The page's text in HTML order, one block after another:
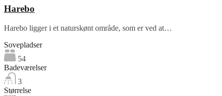
Harebo
Harebo ligger i et naturskønt område, som er ved at…
Sovepladser
54
Badeværelser
3
Størrelse